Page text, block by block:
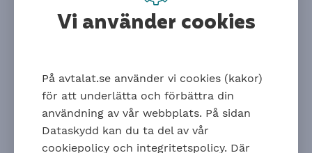
Webbinariet riktar sig till dig som är tjänsteman.
Vi ger en övergripande bild av hur dina försäkringar
via jobbet fungerar.
Du får veta vilken ersättning och hjälp du kan få om
du blir sjuk, skadar dig i jobbet, blir förälder,
hamnar mellan jobb eller dör innan du går i
Vi använder cookies
På avtalat.se använder vi cookies (kakor)
för att underlätta och förbättra din
användning av vår webbplats. På sidan
Dataskydd kan du ta del av vår
cookiepolicy och integritetspolicy. Där